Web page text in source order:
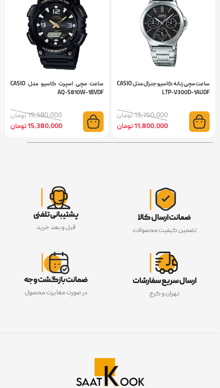
ساعت مچی زنانه کاسیو جنرال مدل CASIO
LTP-V300D-
13,750,000 تومان
11,800,000 تومان
ساعت مچی اسپرت کاسیو مدل CASIO
AQ-S810W-1BVDF
19,580,000 تومان
15,380,000 تومان
ضمانت ارسال کالا
تضمین کیفیت محصولات
پشتیبانی تلفنی
قبل و بعد خرید
ارسال سریع سفارشات
تهران و کرج
ضمانت بازگشت وجه
در صورت مغایرت محصول